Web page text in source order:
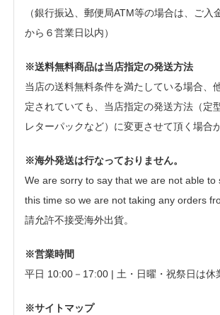
（銀行振込、郵便局ATM等の場合は、ご入
から６営業日以内）
※送料無料商品は当店指定の発送方法
当店の送料無料条件を満たしている場合、
定されていても、当店指定の発送方法（定
レターパックなど）に変更させて頂く場合
※海外発送は行なっておりません。
We are sorry to say that we are not able to
this time so we are not taking any orders
請允許不接受海外出貨。
※営業時間
平日 10:00－17:00 | 土・日曜・祝祭日は休
※サイトマップ